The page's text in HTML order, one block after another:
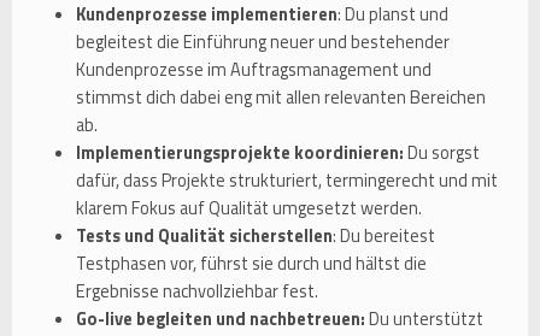
Kundenprozesse implementieren: Du planst und
begleitest die Einführung neuer und bestehender
Kundenprozesse im Auftragsmanagement und
stimmst dich dabei eng mit allen relevanten Bereichen
ab.
Implementierungsprojekte koordinieren:Du sorgst
dafür, dass Projekte strukturiert, termingerecht und mit
klarem Fokus auf Qualität umgesetzt werden.
Tests und Qualität sicherstellen: Du bereitest
Testphasen vor, führst sie durch und hältst die
Ergebnisse nachvollziehbar fest.
Go-live begleiten und nachbetreuen:Du unterstützt